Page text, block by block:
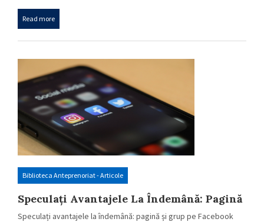
Viteza…
Read more
Biblioteca Anteprenoriat - Articole
Speculați Avantajele La Îndemână: Pagină
Și Grup Pe Facebook Dedicate Afacerii
Speculați avantajele la îndemână: pagină și grup pe Facebook